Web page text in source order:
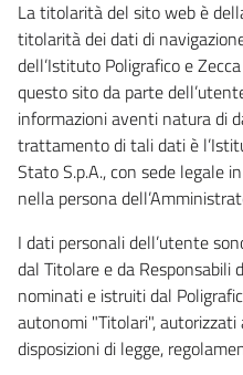
La titolarità del sito web è
titolarità dei dati di
dell’Istituto Poligrafico e
questo sito da parte
informazioni aventi natura di
trattamento di tali dati è
Stato S.p.A., con sede legale
nella persona
I dati personali dell’utente
dal Titolare e da
nominati e istruiti dal
autonomi "Titolari", autorizzati
disposizioni di legge,